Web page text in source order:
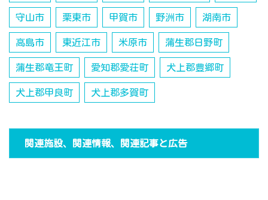
守山市 栗東市 甲賀市 野洲市 湖南市
高島市 東近江市 米原市 蒲生郡日野町
蒲生郡竜王町 愛知郡愛荘町 犬上郡豊郷町
犬上郡甲良町 犬上郡多賀町
関連施設、関連情報、関連記事と広告